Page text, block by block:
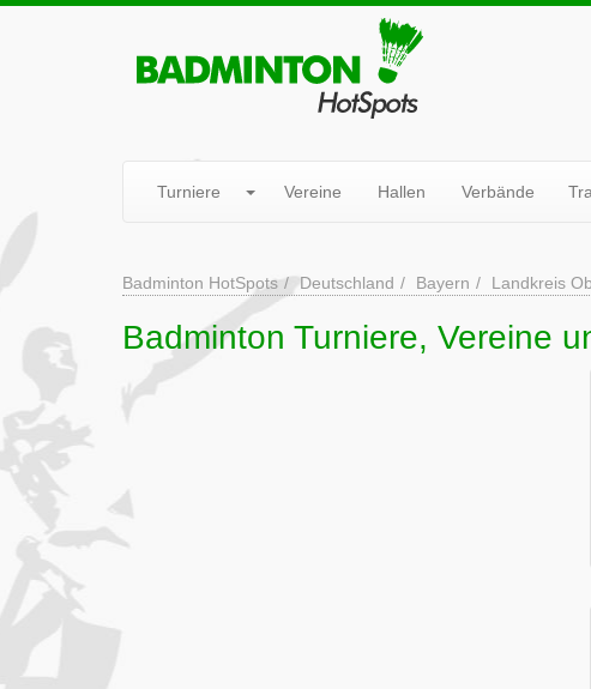
Turniere Vereine Hallen Verbände
Badminton HotSpots Deutschland Bayern Landkreis
Badminton Turniere, Vereine